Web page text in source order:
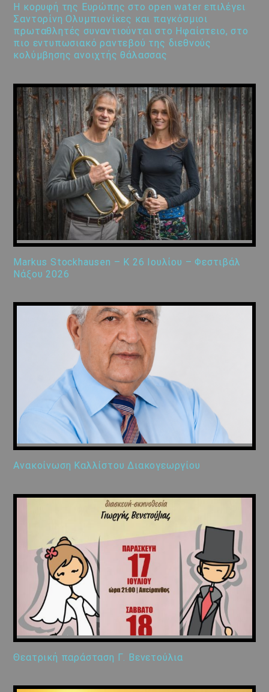
Η κορυφή της Ευρώπης στο open water επιλέγει
Σαντορίνη Ολυμπιονίκες και παγκόσμιοι
πρωταθλητές συναντιούνται στο Ηφαίστειο, στο
πιο εντυπωσιακό ραντεβού της διεθνούς
κολύμβησης ανοιχτής θάλασσας
Markus Stockhausen – K 26 Ιουλίου – Φεστιβάλ
Νάξου 2026
Ανακοίνωση Καλλίστου Διακογεωργίου
Θεατρική παράσταση Γ. Βενετούλια